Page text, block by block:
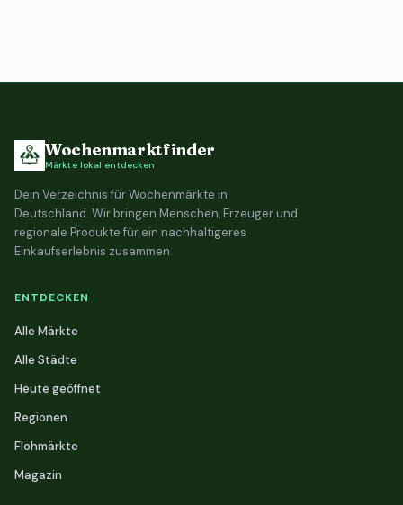
Wochenmarktfinder
Märkte lokal entdecken
Dein Verzeichnis für Wochenmärkte in
Deutschland. Wir bringen Menschen, Erzeuger und
regionale Produkte für ein nachhaltigeres
Einkaufserlebnis zusammen.
ENTDECKEN
Alle Märkte
Alle Städte
Heute geöffnet
Regionen
Flohmärkte
Magazin